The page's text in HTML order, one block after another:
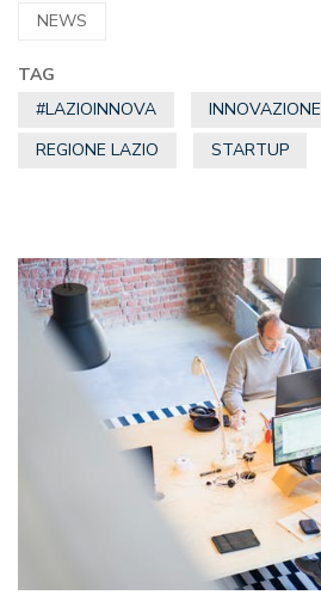
NEWS
TAG
#LAZIOINNOVA
INNOVAZIONE
REGIONE LAZIO
STARTUP